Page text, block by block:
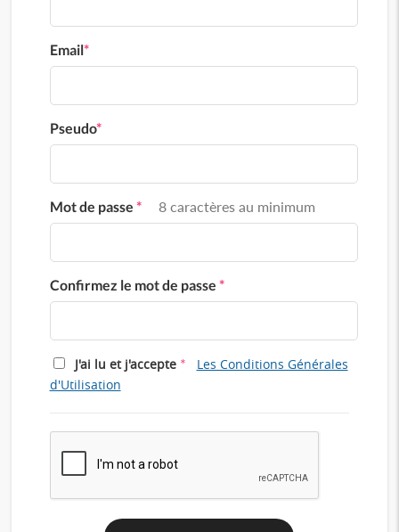
Email*
Pseudo*
Mot de passe * 8 caractères au minimum
Confirmez le mot de passe *
J'ai lu et j'accepte *
Les Conditions Générales
d'Utilisation